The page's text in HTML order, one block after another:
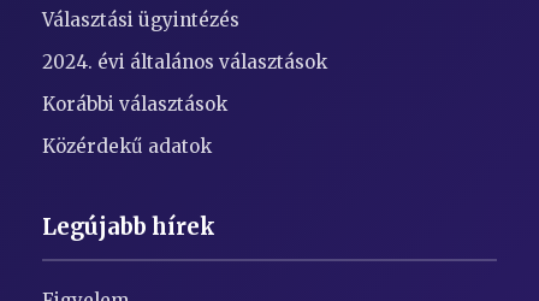
Választási ügyintézés
2024. évi általános választások
Korábbi választások
Közérdekű adatok
Legújabb hírek